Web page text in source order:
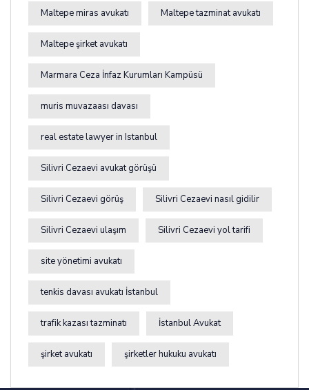
Maltepe miras avukatı Maltepe tazminat avukatı
Maltepe şirket avukatı
Marmara Ceza İnfaz Kurumları Kampüsü
muris muvazaası davası
real estate lawyer in Istanbul
Silivri Cezaevi avukat görüşü
Silivri Cezaevi görüş Silivri Cezaevi nasıl gidilir
Silivri Cezaevi ulaşım Silivri Cezaevi yol tarifi
site yönetimi avukatı
tenkis davası avukatı İstanbul
trafik kazası tazminatı İstanbul Avukat
şirket avukatı şirketler hukuku avukatı